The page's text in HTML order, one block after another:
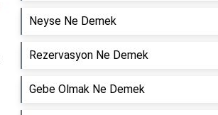
Neyse Ne Demek
Rezervasyon Ne Demek
Gebe Olmak Ne Demek